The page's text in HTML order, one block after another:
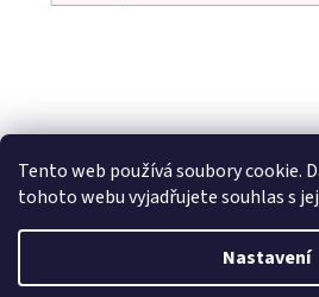
Tento web používá soubory cookie.
tohoto webu vyjadřujete souhlas s
Nastavení